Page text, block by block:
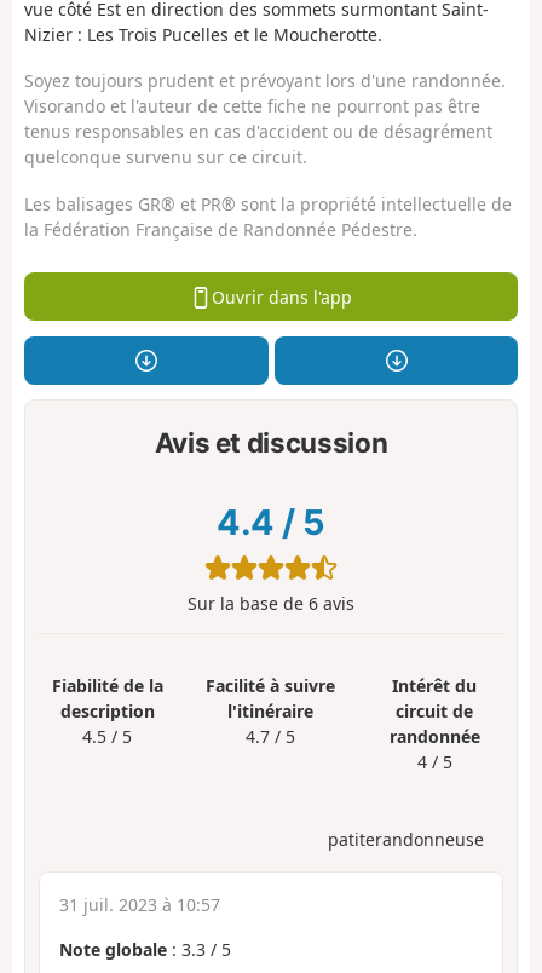
vue côté Est en direction des sommets surmontant Saint-
Nizier : Les Trois Pucelles et le Moucherotte.
Soyez toujours prudent et prévoyant lors d'une randonnée.
Visorando et l'auteur de cette fiche ne pourront pas être
tenus responsables en cas d'accident ou de désagrément
quelconque survenu sur ce circuit.
Les balisages GR® et PR® sont la propriété intellectuelle de
la Fédération Française de Randonnée Pédestre.
Ouvrir dans l'app
Avis et discussion
4.4 / 5
Sur la base de 6 avis
Fiabilité de la
description
4.5 / 5
Facilité à suivre
l'itinéraire
4.7 / 5
Intérêt du
circuit de
randonnée
4 / 5
patiterandonneuse
31 juil. 2023 à 10:57
Note globale : 3.3 / 5